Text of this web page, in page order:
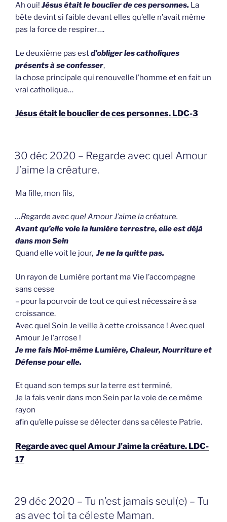
Ah oui! Jésus était le bouclier de ces personnes. La
bête devint si faible devant elles qu’elle n’avait même
pas la force de respirer….
Le deuxième pas estd’obliger les catholiques
présents à se confesser,
la chose principale qui renouvelle l’homme et en fait un
vrai catholique…
Jésus était le bouclier de ces personnes. LDC-3
GEPLAATST
OP
30 déc 2020 – Regarde avec quel Amour
J’aime la créature.
Ma fille, mon fils,
…Regarde avec quel Amour J’aime la créature.
Avant qu’elle voie la lumière terrestre, elle est déjà
dans mon Sein
Quand elle voit le jour, Je ne la quitte pas.
Un rayon de Lumière portant ma Vie l’accompagne
sans cesse
– pour la pourvoir de tout ce qui est nécessaire à sa
croissance.
Avec quel Soin Je veille à cette croissance ! Avec quel
Amour Je l’arrose !
Je me fais Moi-même Lumière, Chaleur, Nourriture et
Défense pour elle.
Et quand son temps sur la terre est terminé,
Je la fais venir dans mon Sein par la voie de ce même
rayon
afin qu’elle puisse se délecter dans sa céleste Patrie.
Regarde avec quel Amour J’aime la créature. LDC-
17
GEPLAATST
OP
29 déc 2020 – Tu n’est jamais seul(e) – Tu
as avec toi ta céleste Maman.